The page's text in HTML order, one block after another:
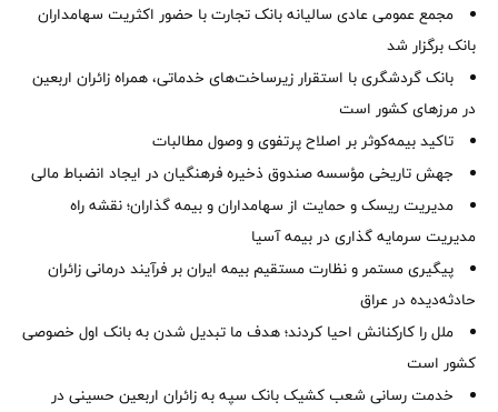
مجمع عمومی عادی سالیانه بانک تجارت با حضور اکثریت سهامداران
بانک برگزار شد
بانک گردشگری با استقرار زیرساخت‌های خدماتی، همراه زائران اربعین
در مرزهای کشور است
تاکید بیمه‌کوثر بر اصلاح پرتفوی و وصول مطالبات ‌
جهش تاریخی مؤسسه صندوق ذخیره فرهنگیان در ایجاد انضباط مالی
مدیریت ریسک و حمایت از سهامداران و بیمه گذاران؛ نقشه راه
مدیریت سرمایه گذاری در بیمه آسیا
پیگیری مستمر و نظارت مستقیم بیمه ایران بر فرآیند درمانی زائران
حادثه‌دیده در عراق
ملل را کارکنانش احیا کردند؛ هدف ما تبدیل شدن به بانک اول خصوصی
کشور است
خدمت رسانی شعب کشیک بانک سپه به زائران اربعین حسینی در